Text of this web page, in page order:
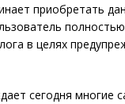
приобретать
в целях
сегодня многие